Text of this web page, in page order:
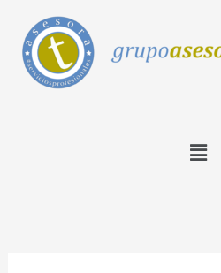
contenido
Menú